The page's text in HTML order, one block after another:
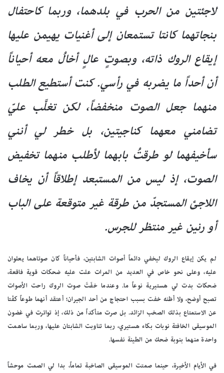
لاجئتين من الحرب في بلدهما، وربما كاحتفال
بنجاتهما كانتا تستمعان إلى أغنيات يهيمن عليها
إيقاع الروك ذاته، وبصوتٍ عالٍ أخالُ معه أحياناً
أن أحداً ما يضربه في رأسي. كنت أستطيع الطلب
منهما جعل الصوت منخفضاً، لكن تغلَّب عليّ
تضامني معهما كناجيتين، بل خطر لي أنني
سأخيفهما لو طرقتُ بابهما لأطلب منهما تخفيض
الصوت، إذ ليس من المستبعد إطلاقاً أن يخاف
اللاجئ المستجدّ من طرقة غير متوقعة على الباب
أو رنين غير منتظر للجرس.
لم يكن إيقاع الروك ليخفي دائماً أصوات الشابتين، فأحياناً كان صوتاهما يعلوان
عليه، وعلى نحو خاص في العديد من المرات علت عليه ضحكات قوية فاقعة،
ضحكات بدت لي هستيرية نوعاً ما. وعندما خفَتَ صوت الروك راحت الأصوات
تصبح أوضح، ولا أظنه خفت بسبب احتجاج من أحد الجيران؛ أعتقد أنهما طوعاً كفّتا
عن الاستمتاع بذلك الصخب الزائد. بل صرت متأكداً من ذلك، إذ تواترت في غضون
الموسيقى الخافتة نوبات بكاء هستيري، ربما تناوبت الشابتان عليها، وربما ساهمت
واحدة منهما بنوبة ضحك من الطينة نفسها.
في الأيام الأخيرة، حينما صمتت الموسيقى الصاخبة تماماً، بدا لي الصمت موحشاً